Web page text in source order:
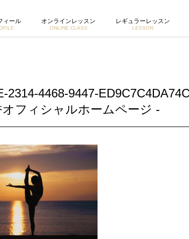
ィール オンラインレッスン
ONLINE CLASS
レギュラーレッスン
LESSON
2314-4468-9447-
オフィシャルホームページ -